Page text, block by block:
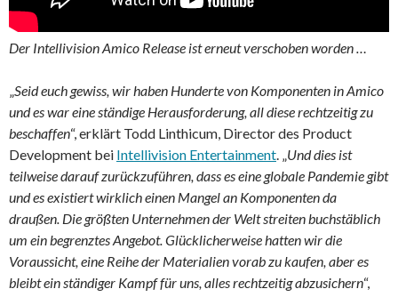
Der Intellivision Amico Release ist erneut verschoben worden …
„Seid euch gewiss, wir haben Hunderte von Komponenten in Amico
und es war eine ständige Herausforderung, all diese rechtzeitig zu
beschaffen“, erklärt Todd Linthicum, Director des Product
Development bei Intellivision Entertainment. „Und dies ist
teilweise darauf zurückzuführen, dass es eine globale Pandemie gibt
und es existiert wirklich einen Mangel an Komponenten da
draußen. Die größten Unternehmen der Welt streiten buchstäblich
um ein begrenztes Angebot. Glücklicherweise hatten wir die
Voraussicht, eine Reihe der Materialien vorab zu kaufen, aber es
bleibt ein ständiger Kampf für uns, alles rechtzeitig abzusichern“,